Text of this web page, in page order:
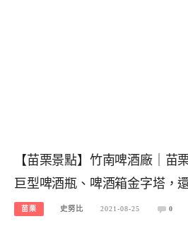
【苗栗景點】竹南啤酒廠｜苗
巨型啤酒瓶、啤酒箱金字塔，
苗栗 史努比 2021-08-25 0